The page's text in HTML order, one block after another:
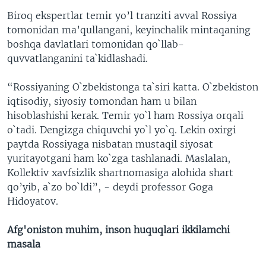
Biroq ekspertlar temir yo’l tranziti avval Rossiya
tomonidan ma’qullangani, keyinchalik mintaqaning
boshqa davlatlari tomonidan qo`llab-
quvvatlanganini ta`kidlashadi.
“Rossiyaning O`zbekistonga ta`siri katta. O`zbekiston
iqtisodiy, siyosiy tomondan ham u bilan
hisoblashishi kerak. Temir yo`l ham Rossiya orqali
o`tadi. Dengizga chiquvchi yo`l yo`q. Lekin oxirgi
paytda Rossiyaga nisbatan mustaqil siyosat
yuritayotgani ham ko`zga tashlanadi. Maslalan,
Kollektiv xavfsizlik shartnomasiga alohida shart
qo’yib, a`zo bo`ldi”, - deydi professor Goga
Hidoyatov.
Afg'oniston muhim, inson huquqlari ikkilamchi
masala